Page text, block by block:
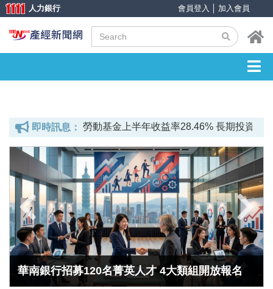
會員登入 加入會員
人力銀行
即時訊息：
、專畢可報考 勞動基金上半年收益率28.46% 長期投資績
華南銀行招募120名菁英人才 4大類組開放報名